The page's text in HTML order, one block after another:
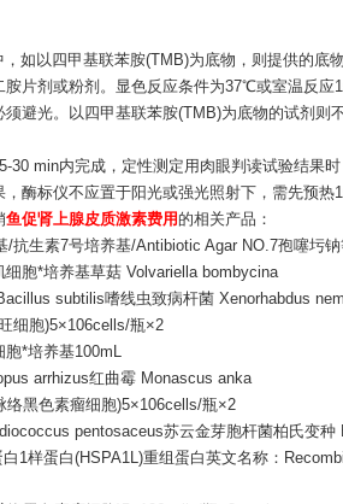
，如以四甲基联苯胺(TMB)为底物，则提供的底
胺片剂或粉剂。显色反应条件为37℃或室温反应
须避光。以四甲基联苯胺(TMB)为底物的试剂则
30 min内完成，定性测定用肉眼判读试验结果
酶标仪不应置于阳光或强光照射下，需先预热
鱼促肾上腺皮质激素费用 的相关产品：
生素7号培养基/Antibiotic Agar NO.7孢噻圬钠
细胞*培养基草菇 Volvariella bombycina
subtilis嗜线虫致病杆菌 Xenorhabdus
细胞)5×106cells/瓶×2
胞*培养基100mL
arrhizus红曲霉 Monascus anka
络黑色素瘤细胞)5×106cells/瓶×2
pentosaceus苏云金芽胞杆菌柏氏变
白1样蛋白(HSPA1L)重组蛋白英文名称：